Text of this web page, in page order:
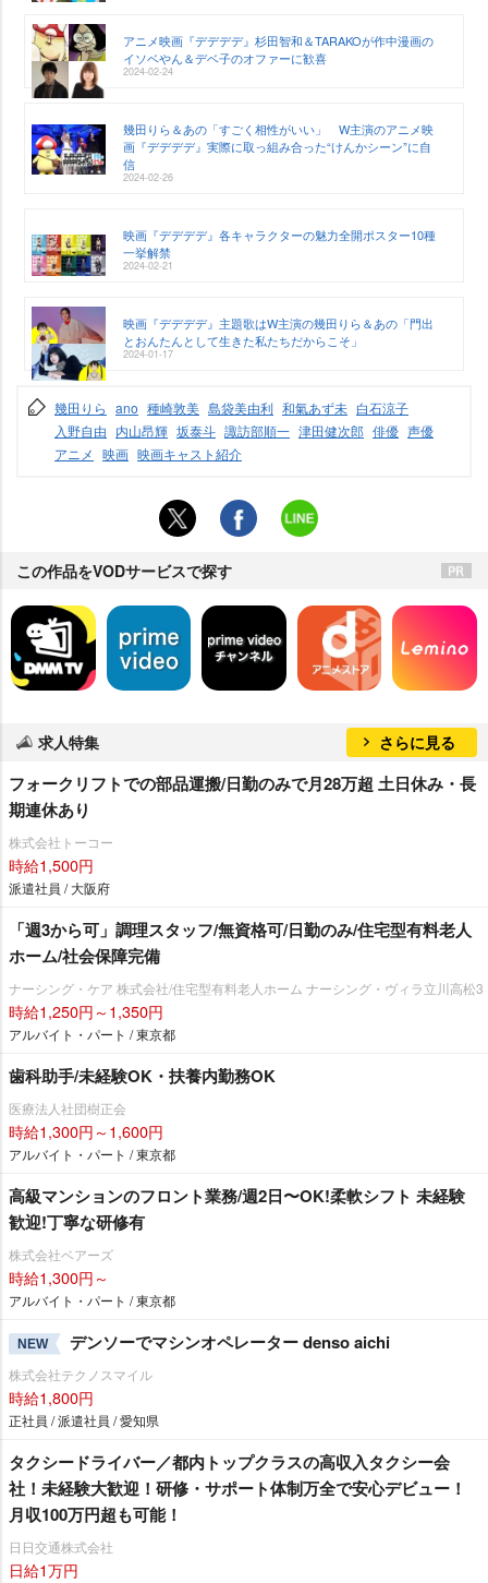
アニメ映画『デデデデ』杉田智和＆TARAKOが作中漫画の
イソベやん＆デベ子のオファーに歓喜
2024-02-24
幾田りら＆あの「すごく相性がいい」 W主演のアニメ映
画『デデデデ』実際に取っ組み合った“けんかシーン”に自
信
2024-02-26
映画『デデデデ』各キャラクターの魅力全開ポスター10種
一挙解禁
2024-02-21
映画『デデデデ』主題歌はW主演の幾田りら＆あの「門出
とおんたんとして生きた私たちだからこそ」
2024-01-17
幾田りら ano 種崎敦美 島袋美由利 和氣あず未 白石涼子
入野自由 内山昂輝 坂泰斗 諏訪部順一 津田健次郎 俳優 声優
アニメ 映画 映画キャスト紹介
この作品をVODサービスで探す
求人特集 さらに見る
フォークリフトでの部品運搬/日勤のみで月28万超 土日休み・長
期連休あり
株式会社トーコー
時給1,500円
派遣社員 / 大阪府
「週3から可」調理スタッフ/無資格可/日勤のみ/住宅型有料老人
ホーム/社会保障完備
ナーシング・ケア 株式会社/住宅型有料老人ホーム ナーシング・ヴィラ立川高松3
時給1,250円～1,350円
アルバイト・パート / 東京都
歯科助手/未経験OK・扶養内勤務OK
医療法人社団樹正会
時給1,300円～1,600円
アルバイト・パート / 東京都
⾼級マンションのフロント業務/週2⽇〜OK!柔軟シフト 未経験
歓迎!丁寧な研修有
株式会社ベアーズ
時給1,300円～
アルバイト・パート / 東京都
NEW デンソーでマシンオペレーター denso aichi
株式会社テクノスマイル
時給1,800円
正社員 / 派遣社員 / 愛知県
タクシードライバー／都内トップクラスの高収入タクシー会
社！未経験大歓迎！研修・サポート体制万全で安心デビュー！
月収100万円超も可能！
日日交通株式会社
日給1万円